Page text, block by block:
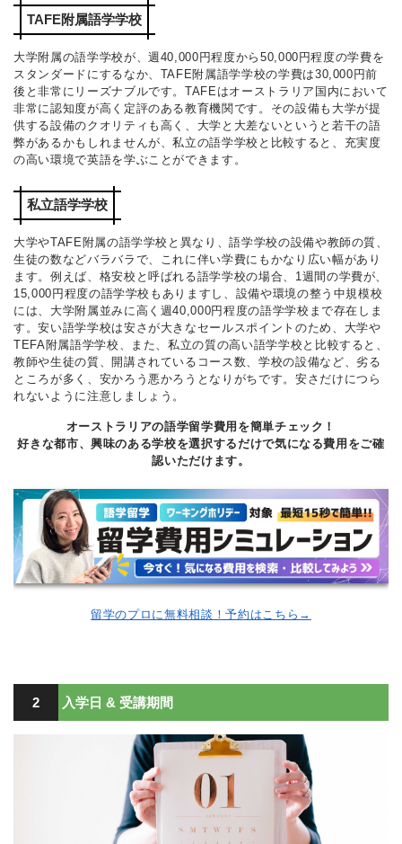
TAFE附属語学学校
大学附属の語学学校が、週40,000円程度から50,000円程度の学費を
スタンダードにするなか、TAFE附属語学学校の学費は30,000円前
後と非常にリーズナブルです。TAFEはオーストラリア国内において
非常に認知度が高く定評のある教育機関です。その設備も大学が提
供する設備のクオリティも高く、大学と大差ないというと若干の語
弊があるかもしれませんが、私立の語学学校と比較すると、充実度
の高い環境で英語を学ぶことができます。
私立語学学校
大学やTAFE附属の語学学校と異なり、語学学校の設備や教師の質、
生徒の数などバラバラで、これに伴い学費にもかなり広い幅があり
ます。例えば、格安校と呼ばれる語学学校の場合、1週間の学費が、
15,000円程度の語学学校もありますし、設備や環境の整う中規模校
には、大学附属並みに高く週40,000円程度の語学学校まで存在しま
す。安い語学学校は安さが大きなセールスポイントのため、大学や
TEFA附属語学学校、また、私立の質の高い語学学校と比較すると、
教師や生徒の質、開講されているコース数、学校の設備など、劣る
ところが多く、安かろう悪かろうとなりがちです。安さだけにつら
れないように注意しましょう。
オーストラリアの語学留学費用を簡単チェック！
好きな都市、興味のある学校を選択するだけで気になる費用をご確
認いただけます。
留学のプロに無料相談！予約はこちら→
2 入学日 & 受講期間